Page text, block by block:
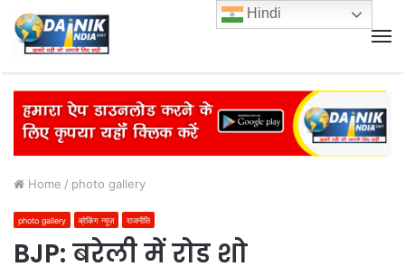
Home / photo gallery
photo gallery ब्रेकिंग न्यूज़ राजनीति
BJP: बरेली में रोड शो
Hindi